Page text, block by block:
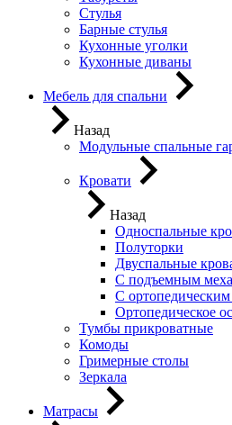
Стулья
Барные стулья
Кухонные уголки
Кухонные диваны
Мебель для спальни
Назад
Модульные спальные
Кровати
Назад
Односпальные
Полуторки
Двуспальные
С подъемным
С
Ортопедическое
Тумбы прикроватные
Комоды
Гримерные столы
Зеркала
Матрасы